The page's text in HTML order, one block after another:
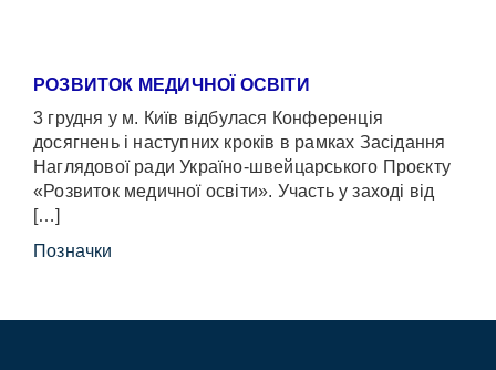
РОЗВИТОК МЕДИЧНОЇ ОСВІТИ
3 грудня у м. Київ відбулася Конференція
досягнень і наступних кроків в рамках Засідання
Наглядової ради Україно-швейцарського Проєкту
«Розвиток медичної освіти». Участь у заході від
[…]
Позначки